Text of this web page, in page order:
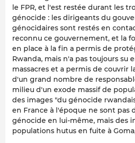
le FPR, et l'est restée durant les
génocide : les dirigeants du
génocidaires sont restés en
reconnu ce gouvernement, et la
en place à la fin a permis de
Rwanda, mais n'a pas toujours su
massacres et a permis de couvrir
d'un grand nombre de
milieu d'un exode massif de
des images "du génocide
en France à l'époque ne sont pas
génocide en lui-même, mais des
populations hutus en fuite à